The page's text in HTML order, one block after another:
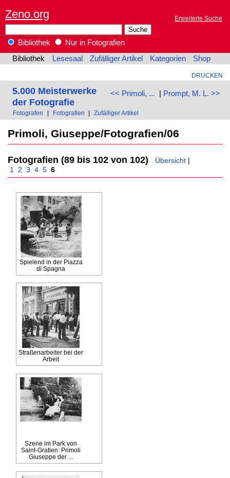
Zeno.org Erweiterte Suche
Bibliothek
Nur in Fotografien
Bibliothek
Lesesaal Zufälliger Artikel Kategorien Shop
DRUCKEN
<< Primoli, ... | Prompt, M. L. >>
5.000 Meisterwerke
der Fotografie
Fotografen Fotografien Zufälliger Artikel
Primoli, Giuseppe/Fotografien/06
Fotografien (89 bis 102 von 102) Übersicht |
1 2 3 4 5 6
Spielend in der Piazza
di Spagna
Straßenarbeiter bei der
Arbeit
Szene im Park von
Saint-Gratien: Primoli
Giuseppe der ...